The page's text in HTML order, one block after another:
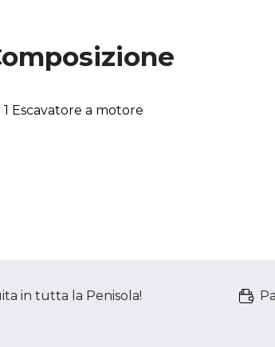
1 Escavatore a motore
in tutta la Penisola!